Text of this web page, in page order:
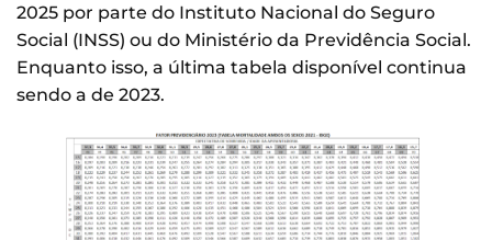
2025 por parte do Instituto Nacional do Seguro
Social (INSS) ou do Ministério da Previdência Social.
Enquanto isso, a última tabela disponível continua
sendo a de 2023.